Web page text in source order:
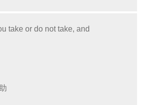
take or do not take, and